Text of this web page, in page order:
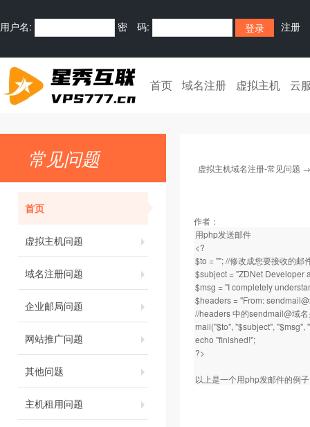
用户名: 密 码: 注册
首页 域名注册 虚拟主机 云
常见问题
首页
虚拟主机问题
域名注册问题
企业邮局问题
网站推广问题
其他问题
主机租用问题
虚拟主机域名注册-常见问题
作者：
用php发送邮件
<?
$to = ""; //修改成您要接收的邮
$subject = "ZDNet
$msg = "I completely
$headers = "From:
//headers 中的sendmail@域
mail("$to", "$subject", "$msg",
echo "finished!";
?>
以上是一个用php发邮件的例